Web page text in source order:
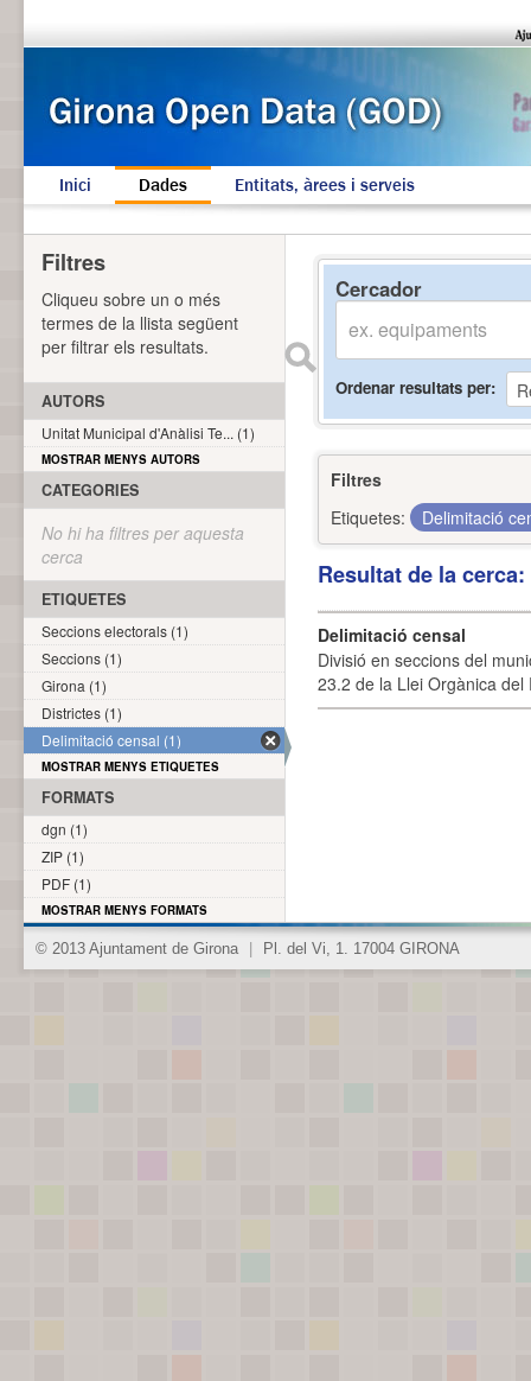
Inici Dades Entitats, àrees i serveis
Cercador
Ordenar resultats per
Filtres
Etiquetes:
Delimitació
Resultat de la
Delimitació censal
Divisió en seccions del
23.2 de la Llei Orgànica
Filtres
Cliqueu sobre un o més
termes de la llista següent
per filtrar els resultats.
AUTORS
Unitat Municipal d'Anàlisi Te... (1)
MOSTRAR MENYS AUTORS
CATEGORIES
No hi ha filtres per aquesta
cerca
ETIQUETES
Seccions electorals (1)
Seccions (1)
Girona (1)
Districtes (1)
Delimitació censal (1)
MOSTRAR MENYS ETIQUETES
FORMATS
dgn (1)
ZIP (1)
PDF (1)
MOSTRAR MENYS FORMATS
© 2013 Ajuntament de Girona Pl. del Vi, 1. 17004 GIRONA